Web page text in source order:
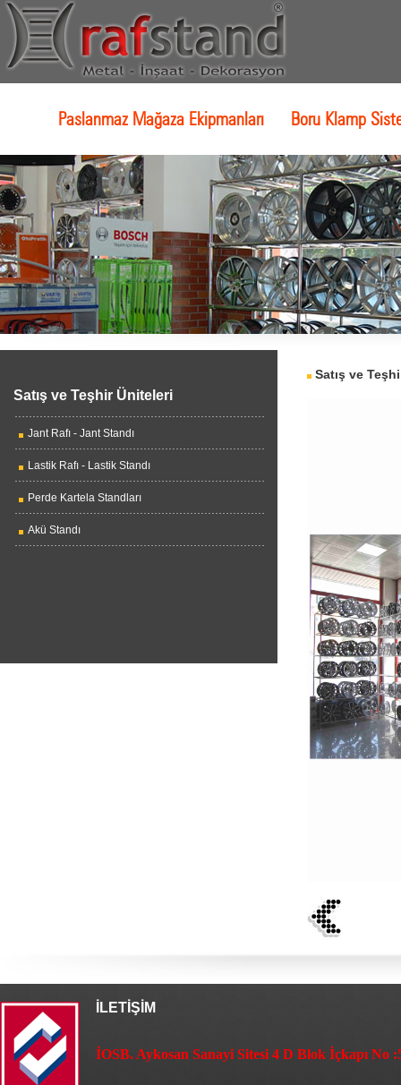
Paslanmaz Mağaza Ekipmanları Boru Klamp
Satış ve Teşhir Üniteleri
Jant Rafı - Jant Standı
Lastik Rafı - Lastik Standı
Perde Kartela Standları
Akü Standı
Satış ve
İLETİŞİM
İOSB. Aykosan Sanayi Sitesi 4 D Blok İçkapı